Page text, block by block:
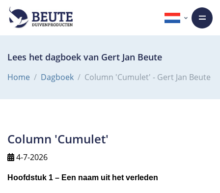
Lees het dagboek van Gert Jan Beute
Home Dagboek Column 'Cumulet' - Gert Jan Beute
Column 'Cumulet'
4-7-2026
Hoofdstuk 1 – Een naam uit het verleden